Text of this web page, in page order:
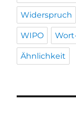
Widerspruch
WIPO
Ähnlichkeit